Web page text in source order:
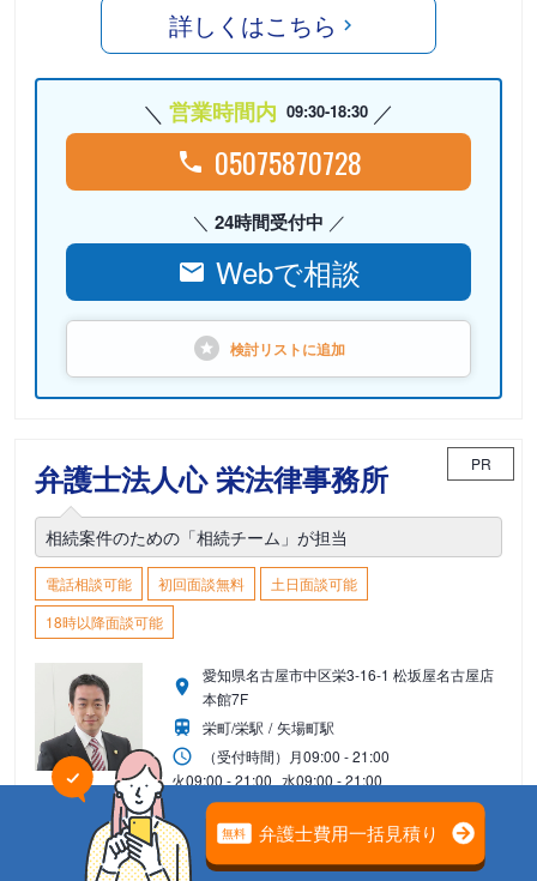
詳しくはこちら
営業時間内 09:30-18:30
05075870728
24時間受付中
Webで相談
検討リストに追加
弁護士法人心 栄法律事務所 PR
相続案件のための「相続チーム」が担当
電話相談可能 初回面談無料
土日面談可能
18時以降面談可能
愛知県名古屋市中区栄3-16-1 松坂屋名古屋店
本館7F
栄町/栄駅
矢場町駅
（受付時間） 月09:00 - 21:00
火09:00 - 21:00 水09:00 - 21:00
09:00 - 21:00 金09:00 - 21:00
土 09:00 - 18:00 日09:00 - 18:00
祝09:00 - 18:00